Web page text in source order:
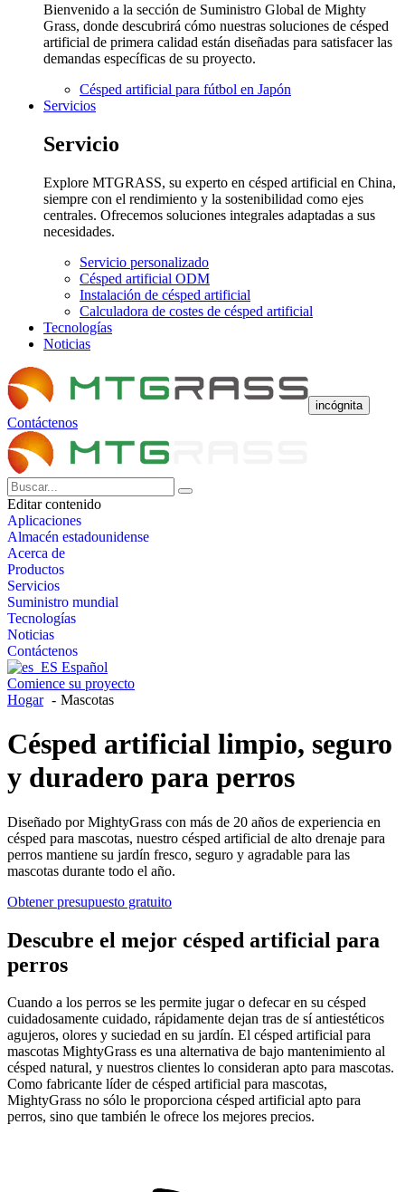
Bienvenido a la sección de Suministro Global de Mighty
Grass, donde descubrirá cómo nuestras soluciones de césped
artificial de primera calidad están diseñadas para satisfacer las
demandas específicas de su proyecto.
Césped artificial para fútbol en Japón
Servicios
Servicio
Explore MTGRASS, su experto en césped artificial en China,
siempre con el rendimiento y la sostenibilidad como ejes
centrales. Ofrecemos soluciones integrales adaptadas a sus
necesidades.
Servicio personalizado
Césped artificial ODM
Instalación de césped artificial
Calculadora de costes de césped artificial
Tecnologías
Noticias
incógnita
Contáctenos
Editar contenido
Aplicaciones
Almacén estadounidense
Acerca de
Productos
Servicios
Suministro mundial
Tecnologías
Noticias
Contáctenos
Español
Comience su proyecto
Hogar
Mascotas
Césped artificial limpio, seguro
y duradero para perros
Diseñado por MightyGrass con más de 20 años de experiencia en
césped para mascotas, nuestro césped artificial de alto drenaje para
perros mantiene su jardín fresco, seguro y agradable para las
mascotas durante todo el año.
Obtener presupuesto gratuito
Descubre el mejor césped artificial para
perros
Cuando a los perros se les permite jugar o defecar en su césped
cuidadosamente cuidado, rápidamente dejan tras de sí antiestéticos
agujeros, olores y suciedad en su jardín. El césped artificial para
mascotas MightyGrass es una alternativa de bajo mantenimiento al
césped natural, y nuestros clientes lo consideran apto para mascotas.
Como fabricante líder de césped artificial para mascotas,
MightyGrass no sólo le proporciona césped artificial apto para
perros, sino que también le ofrece los mejores precios.